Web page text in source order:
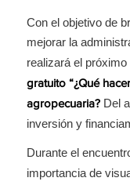
Con el objetivo de
mejorar la
realizará el próximo
gratuito “¿Qué
agropecuaria?Del
inversión y
Durante el
importancia de